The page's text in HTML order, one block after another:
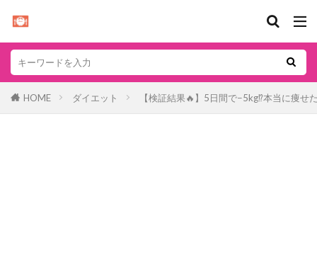
HOME ダイエット 【検証結果🔥】5日間で−5kg⁉️本当に痩せ